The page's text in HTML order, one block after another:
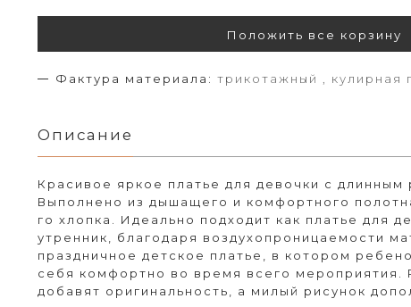
Положить все корзину
Фактура материала: трикотажный , кулирная
Описание
Красивое яркое платье для девочки с длинным
Выполнено из дышащего и комфортного
го хлопка. Идеально подходит как платье для
утренник, благодаря воздухопроницаемости
праздничное детское платье, в котором
себя комфортно во время всего мероприятия.
добавят оригинальность, а милый рисунок